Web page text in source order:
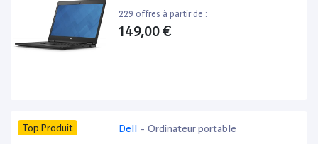
229 offres à partir de :
149,00 €
Top Produit Dell - Ordinateur portable